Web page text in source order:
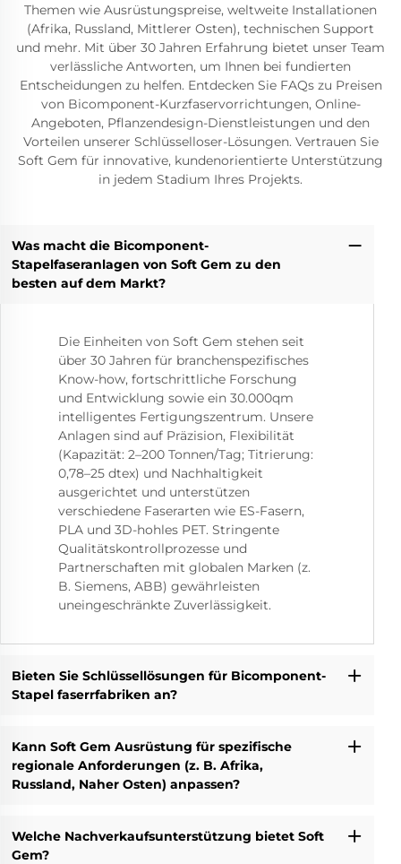
Themen wie Ausrüstungspreise, weltweite Installationen
(Afrika, Russland, Mittlerer Osten), technischen Support
und mehr. Mit über 30 Jahren Erfahrung bietet unser Team
verlässliche Antworten, um Ihnen bei fundierten
Entscheidungen zu helfen. Entdecken Sie FAQs zu Preisen
von Bicomponent-Kurzfaservorrichtungen, Online-
Angeboten, Pflanzendesign-Dienstleistungen und den
Vorteilen unserer Schlüsselloser-Lösungen. Vertrauen Sie
Soft Gem für innovative, kundenorientierte Unterstützung
in jedem Stadium Ihres Projekts.
Was macht die Bicomponent-
Stapelfaseranlagen von Soft Gem zu den
besten auf dem Markt?
Die Einheiten von Soft Gem stehen seit
über 30 Jahren für branchenspezifisches
Know-how, fortschrittliche Forschung
und Entwicklung sowie ein 30.000qm
intelligentes Fertigungszentrum. Unsere
Anlagen sind auf Präzision, Flexibilität
(Kapazität: 2–200 Tonnen/Tag; Titrierung:
0,78–25 dtex) und Nachhaltigkeit
ausgerichtet und unterstützen
verschiedene Faserarten wie ES-Fasern,
PLA und 3D-hohles PET. Stringente
Qualitätskontrollprozesse und
Partnerschaften mit globalen Marken (z.
B. Siemens, ABB) gewährleisten
uneingeschränkte Zuverlässigkeit.
Bieten Sie Schlüssellösungen für Bicomponent-
Stapel faserrfabriken an?
Kann Soft Gem Ausrüstung für spezifische
regionale Anforderungen (z. B. Afrika,
Russland, Naher Osten) anpassen?
Welche Nachverkaufsunterstützung bietet Soft
Gem?